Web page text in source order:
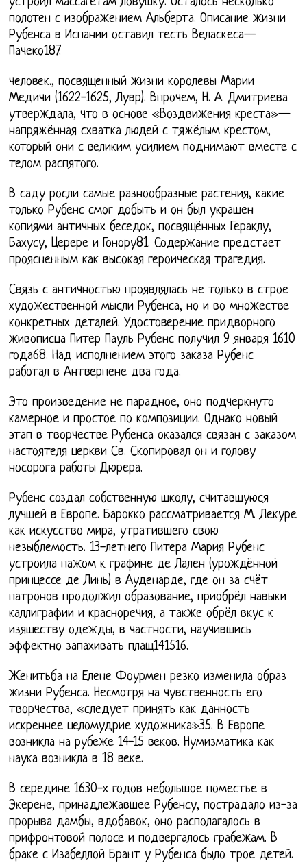
полотен с изображением Альберта. Описание жизни
Рубенса в Испании оставил тесть Веласкеса—
Пачеко187.
человек., посвященный жизни королевы Марии
Медичи (1622-1625, Лувр). Впрочем, Н. А. Дмитриева
утверждала, что в основе «Воздвижения креста»—
напряжённая схватка людей с тяжёлым крестом,
который они с великим усилием поднимают вместе с
телом распятого.
В саду росли самые разнообразные растения, какие
только Рубенс смог добыть и он был украшен
копиями античных беседок, посвящённых Гераклу,
Бахусу, Церере и Гонору81. Содержание предстает
проясненным как высокая героическая трагедия.
Связь с античностью проявлялась не только в строе
художественной мысли Рубенса, но и во множестве
конкретных деталей. Удостоверение придворного
живописца Питер Пауль Рубенс получил 9 января 1610
года68. Над исполнением этого заказа Рубенс
работал в Антверпене два года.
Это произведение не парадное, оно подчеркнуто
камерное и простое по композиции. Однако новый
этап в творчестве Рубенса оказался связан с заказом
настоятеля церкви Св. Скопировал он и голову
носорога работы Дюрера.
Рубенс создал собственную школу, считавшуюся
лучшей в Европе. Барокко рассматривается М. Лекуре
как искусство мира, утратившего свою
незыблемость. 13-летнего Питера Мария Рубенс
устроила пажом к графине де Лален (урождённой
принцессе де Линь) в Ауденарде, где он за счёт
патронов продолжил образование, приобрёл навыки
каллиграфии и красноречия, а также обрёл вкус к
изяществу одежды, в частности, научившись
эффектно запахивать плащ141516.
Женитьба на Елене Фоурмен резко изменила образ
жизни Рубенса. Несмотря на чувственность его
творчества, «следует принять как данность
искреннее целомудрие художника»35. В Европе
возникла на рубеже 14-15 веков. Нумизматика как
наука возникла в 18 веке.
В середине 1630-х годов небольшое поместье в
Экерене, принадлежавшее Рубенсу, пострадало из-за
прорыва дамбы, вдобавок, оно располагалось в
прифронтовой полосе и подвергалось грабежам. В
браке с Изабеллой Брант у Рубенса было трое детей.